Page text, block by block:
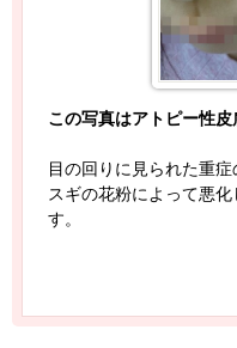
この写真はアトピー性皮
目の回りに見られた重
スギの花粉によって悪
す。